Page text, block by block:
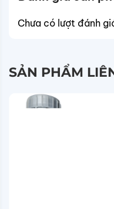
Chưa có lượt đánh
SẢN PHẨM